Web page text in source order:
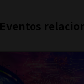
Eventos